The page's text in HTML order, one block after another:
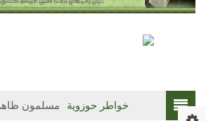
خواطر حوزوية مسلمون ظاهراً وواقعاً(3)